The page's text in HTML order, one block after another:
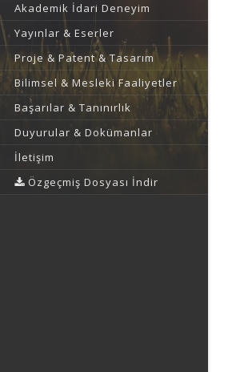
Akademik İdari Deneyim
Yayınlar & Eserler
Proje & Patent & Tasarım
Bilimsel & Mesleki Faaliyetler
Başarılar & Tanınırlık
Duyurular & Dokümanlar
İletişim
Özgeçmiş Dosyası İndir